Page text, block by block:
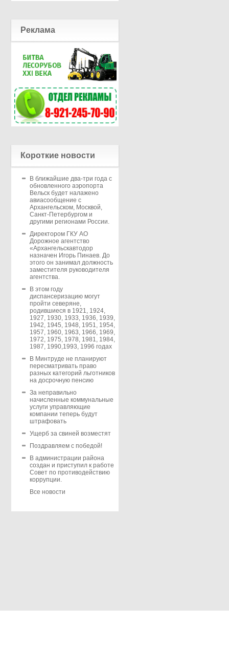
Реклама
Короткие новости
В ближайшие два-три года с
обновленного аэропорта
Вельск будет налажено
авиасообщение с
Архангельском, Москвой,
Санкт-Петербургом и
другими регионами России.
Директором ГКУ АО
Дорожное агентство
«Архангельскавтодор
назначен Игорь Пинаев. До
этого он занимал должность
заместителя руководителя
агентства.
В этом году
диспансеризацию могут
пройти северяне,
родившиеся в 1921, 1924,
1927, 1930, 1933, 1936, 1939,
1942, 1945, 1948, 1951, 1954,
1957, 1960, 1963, 1966, 1969,
1972, 1975, 1978, 1981, 1984,
1987, 1990,1993, 1996 годах
В Минтруде не планируют
пересматривать право
разных категорий льготников
на досрочную пенсию
За неправильно
начисленные коммунальные
услуги управляющие
компании теперь будут
штрафовать
Ущерб за свиней возместят
Поздравляем с победой!
В администрации района
создан и приступил к работе
Совет по противодействию
коррупции.
Все новости